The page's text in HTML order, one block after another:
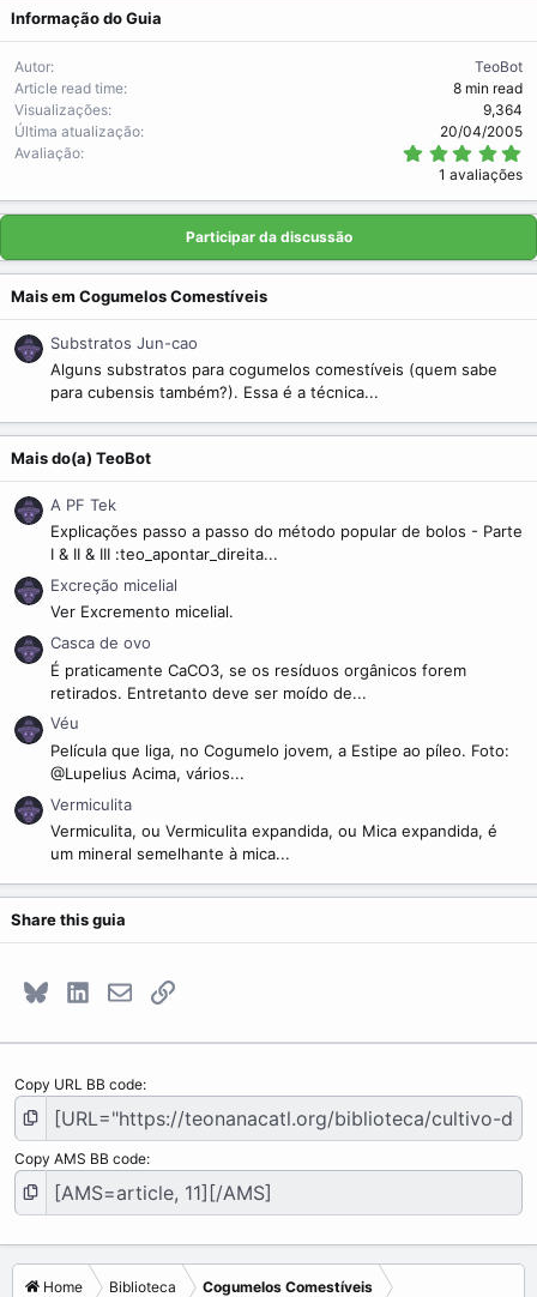
Informação do Guia
Autor
TeoBot
Article read time
8 min read
Visualizações
9,364
Última atualização
20/04/2005
Avaliação
.
0
0
s
e
(
1 avaliações
Participar da discussão
Mais em Cogumelos Comestíveis
Substratos Jun-cao
Alguns substratos para cogumelos comestíveis (quem sabe
para cubensis também?). Essa é a técnica...
Mais do(a) TeoBot
A PF Tek
Explicações passo a passo do método popular de bolos - Parte
I & II & III :teo_apontar_direita...
Excreção micelial
Ver Excremento micelial.
Casca de ovo
É praticamente CaCO3, se os resíduos orgânicos forem
retirados. Entretanto deve ser moído de...
Véu
Película que liga, no Cogumelo jovem, a Estipe ao píleo. Foto:
@Lupelius Acima, vários...
Vermiculita
Vermiculita, ou Vermiculita expandida, ou Mica expandida, é
um mineral semelhante à mica...
Share this guia
Bluesky LinkedInE-mailLink
Copy URL BB code
Copy AMS BB code
Home Biblioteca Cogumelos Comestíveis